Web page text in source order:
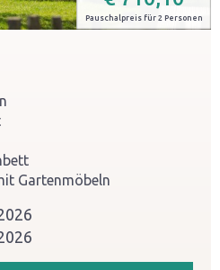
Pauschalpreis für 2 Personen
Gartenmöbeln